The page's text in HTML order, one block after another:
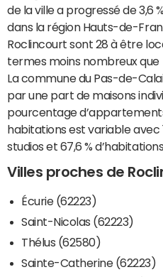
de la ville a progressé de 3,6
dans la région Hauts-de-
Roclincourt sont 28 à être
termes moins nombreux que
La commune du Pas-de-
par une part de maisons
pourcentage
habitations est variable avec
studios et 67,6 %
Villes proches de
Écurie (62223)
Saint-Nicolas (62223)
Thélus (62580)
Sainte-Catherine (62223)